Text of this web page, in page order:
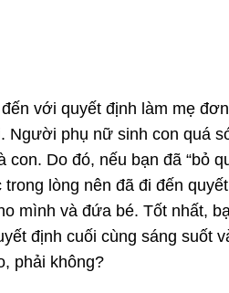
với quyết định làm mẹ
phụ nữ sinh con quá
Do đó, nếu bạn đã “bỏ
lòng nên đã đi đến
mình và đứa bé. Tốt nhất,
định cuối cùng sáng suốt
phải không?